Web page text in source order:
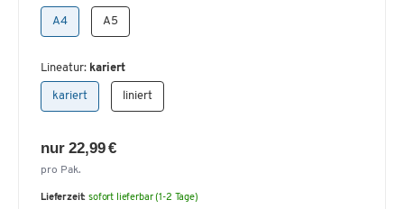
A4 A5
Lineatur: kariert
kariert liniert
nur 22,99 €
pro Pak.
Lieferzeit: sofort lieferbar (1-2 Tage)